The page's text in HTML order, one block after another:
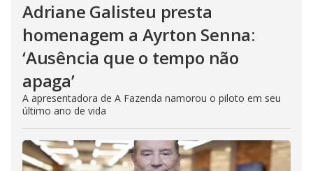
Adriane Galisteu presta
homenagem a Ayrton Senna:
‘Ausência que o tempo não
apaga’
A apresentadora de A Fazenda namorou o piloto em seu
último ano de vida